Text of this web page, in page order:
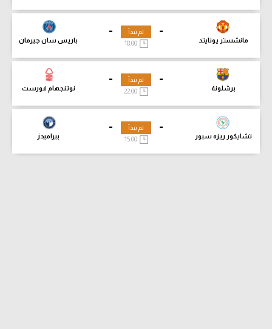
-
مانشستر يونايتد
-
باريس سان جيرمان
لم تبدأ
18:00
-
برشلونة
-
نوتنجهام فورست
لم تبدأ
-
تشايكور ريزه سبور
-
بيراميدز
لم تبدأ
15:00